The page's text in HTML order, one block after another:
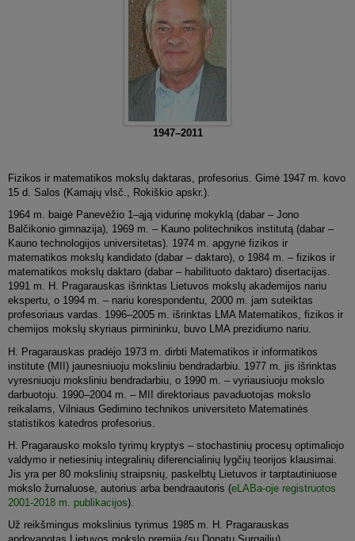
1947–2011
Fizikos ir matematikos mokslų daktaras, profesorius. Gimė 1947 m. kovo
15 d. Salos (Kamajų vlsč., Rokiškio apskr.).
1964 m. baigė Panevėžio 1–ąją vidurinę mokyklą (dabar – Jono
Balčikonio gimnazija), 1969 m. – Kauno politechnikos institutą (dabar –
Kauno technologijos universitetas). 1974 m. apgynė fizikos ir
matematikos mokslų kandidato (dabar – daktaro), o 1984 m. – fizikos ir
matematikos mokslų daktaro (dabar – habilituoto daktaro) disertacijas.
1991 m. H. Pragarauskas išrinktas Lietuvos mokslų akademijos nariu
ekspertu, o 1994 m. – nariu korespondentu, 2000 m. jam suteiktas
profesoriaus vardas. 1996–2005 m. išrinktas LMA Matematikos, fizikos ir
chemijos mokslų skyriaus pirmininku, buvo LMA prezidiumo nariu.
H. Pragarauskas pradėjo 1973 m. dirbti Matematikos ir informatikos
institute (MII) jaunesniuoju moksliniu bendradarbiu. 1977 m. jis išrinktas
vyresniuoju moksliniu bendradarbiu, o 1990 m. – vyriausiuoju mokslo
darbuotoju. 1990–2004 m. – MII direktoriaus pavaduotojas mokslo
reikalams, Vilniaus Gedimino technikos universiteto Matematinės
statistikos katedros profesorius.
H. Pragarausko mokslo tyrimų kryptys – stochastinių procesų optimaliojo
valdymo ir netiesinių integralinių diferencialinių lygčių teorijos klausimai.
Jis yra per 80 mokslinių straipsnių, paskelbtų Lietuvos ir tarptautiniuose
mokslo žurnaluose, autorius arba bendraautoris (eLABa-oje registruotos
2001-2018 m. publikacijos).
Už reikšmingus mokslinius tyrimus 1985 m. H. Pragarauskas